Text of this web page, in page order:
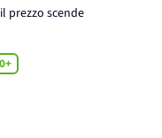
prezzo scende